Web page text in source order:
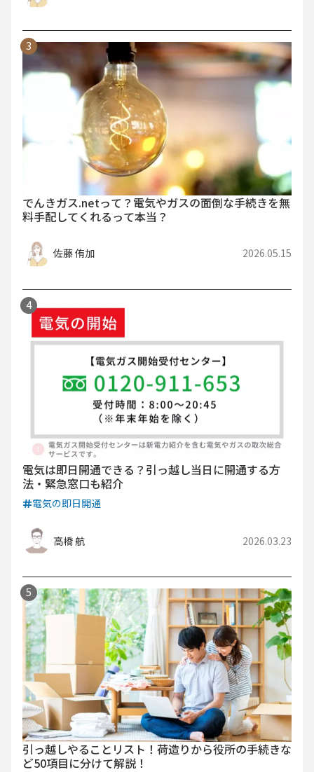
でんきガス.netって？電気やガスの面倒な手続きを無
料手配してくれるって本当？
佐藤 侑加 2026.05.15
電気は即日開通できる？引っ越し当日に開通する方
法・緊急窓口も紹介
電気の即日開通
高橋 航 2026.03.23
引っ越しやることリスト！荷造りから役所の手続きな
ど50項目に分けて解説！